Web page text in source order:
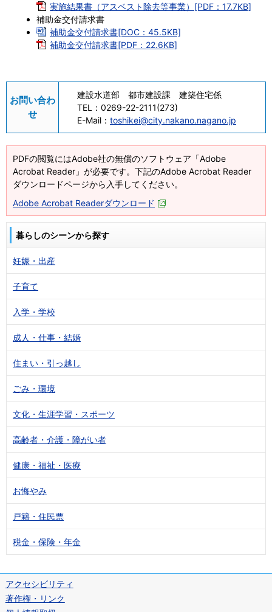
実施結果書（アスベスト除去等事業）[PDF：17.7KB]
補助金交付請求書
補助金交付請求書[DOC：45.5KB]
補助金交付請求書[PDF：22.6KB]
お問い合わ
せ
建設水道部 都市建設課 建築住宅係
TEL： 0269-22-2111(273)
E-Mail： toshikei@city.nakano.nagano.jp
PDFの閲覧にはAdobe社の無償のソフトウェア「Adobe
Acrobat Reader」が必要です。下記のAdobe Acrobat Reader
ダウンロードページから入手してください。
Adobe Acrobat Readerダウンロード
暮らしのシーンから探す
妊娠・出産
子育て
入学・学校
成人・仕事・結婚
住まい・引っ越し
ごみ・環境
文化・生涯学習・スポーツ
高齢者・介護・障がい者
健康・福祉・医療
お悔やみ
戸籍・住民票
税金・保険・年金
アクセシビリティ
著作権・リンク